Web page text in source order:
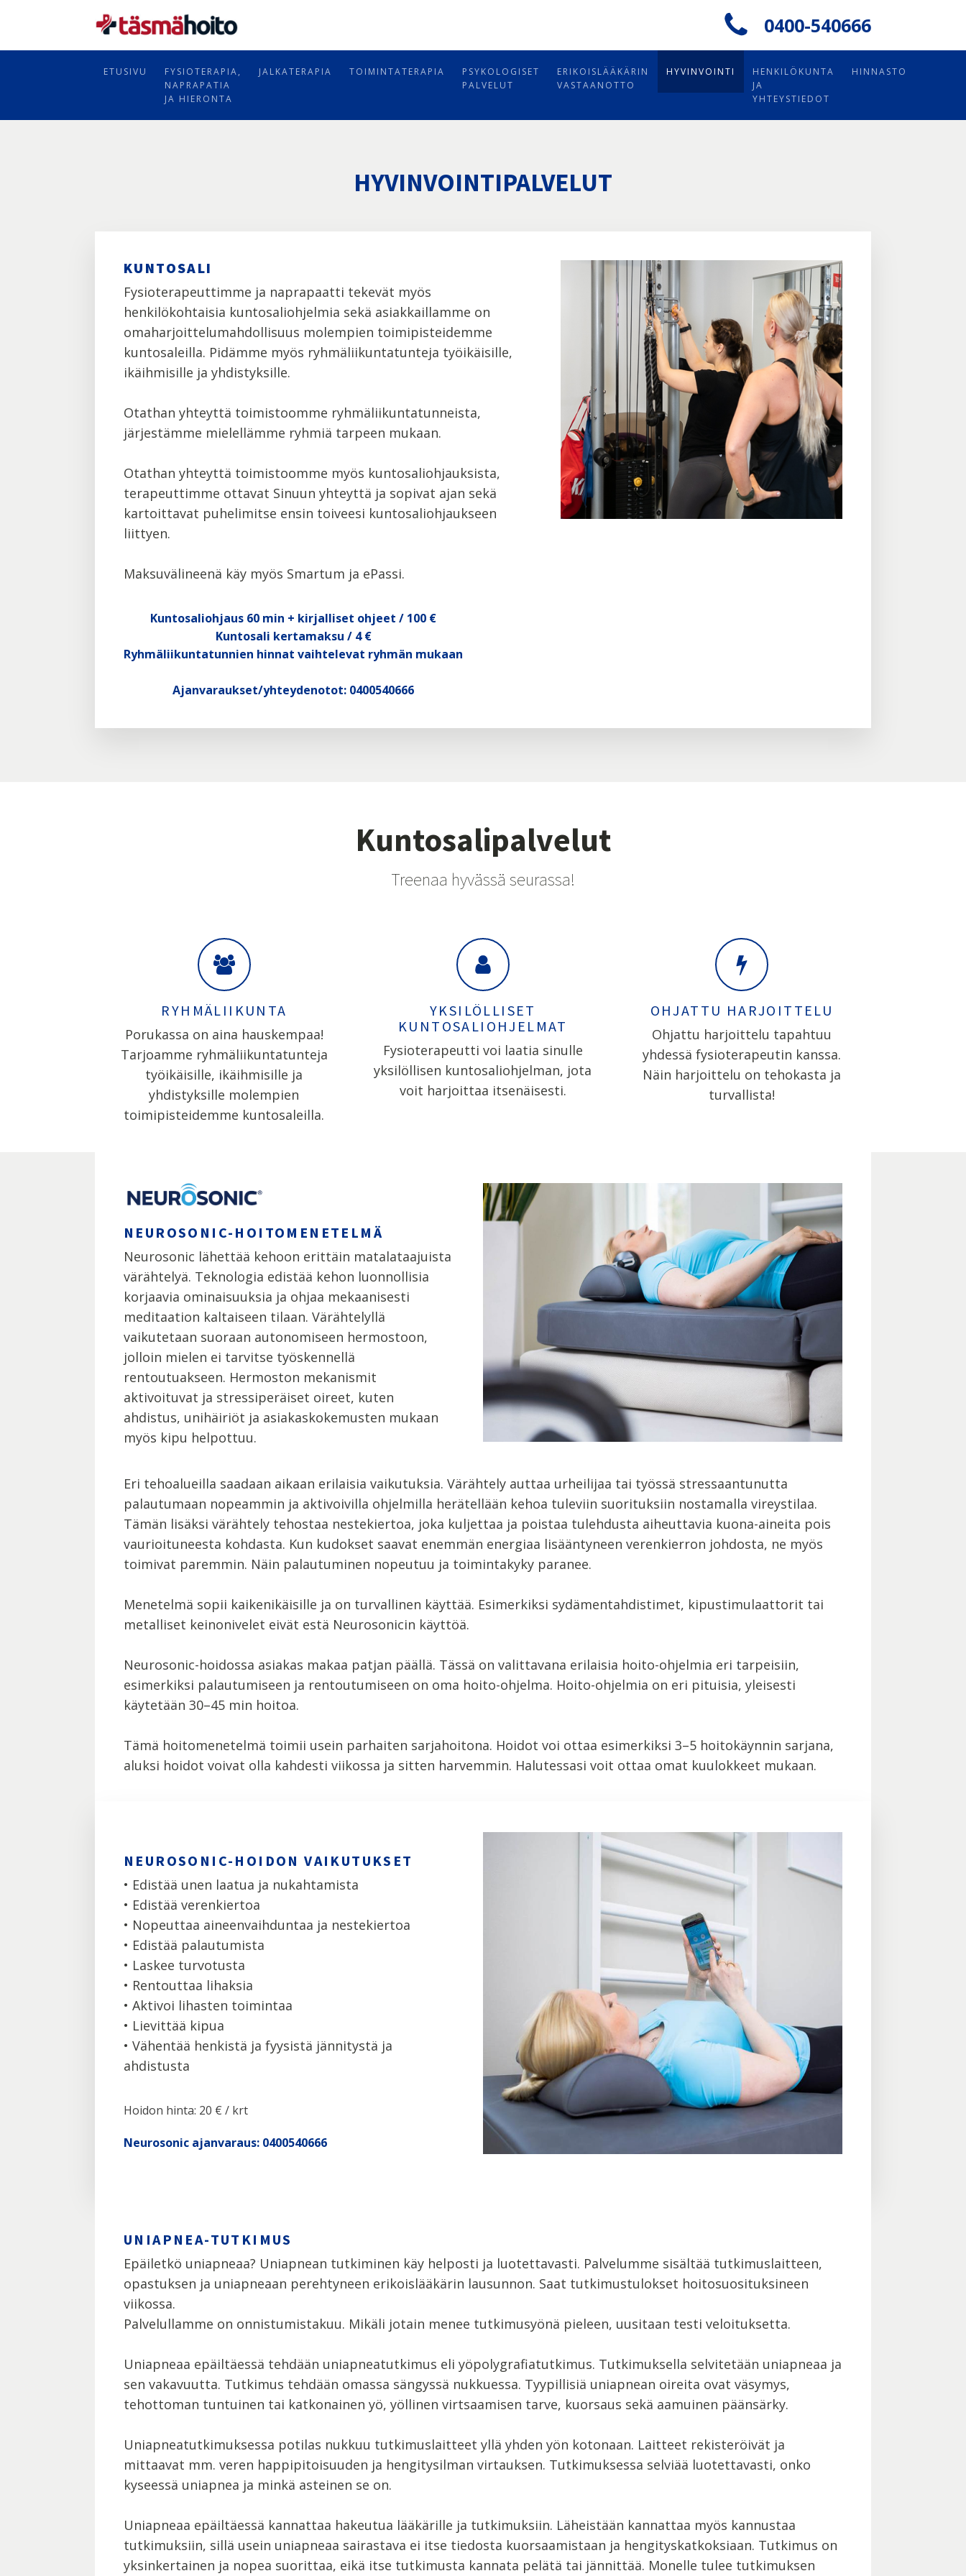
0400-540666
ETUSIVU
FYSIOTERAPIA,
NAPRAPATIA
JA HIERONTA
JALKATERAPIA TOIMINTATERAPIA
PSYKOLOGISET
PALVELUT
ERIKOISLÄÄKÄRIN
VASTAANOTTO
HYVINVOINTI
HENKILÖKUNTA
JA
YHTEYSTIEDOT
HINNASTO
HYVINVOINTIPALVELUT
KUNTOSALI
Fysioterapeuttimme ja naprapaatti tekevät myös
henkilökohtaisia kuntosaliohjelmia sekä asiakkaillamme on
omaharjoittelumahdollisuus molempien toimipisteidemme
kuntosaleilla. Pidämme myös ryhmäliikuntatunteja työikäisille,
ikäihmisille ja yhdistyksille.
Otathan yhteyttä toimistoomme ryhmäliikuntatunneista,
järjestämme mielellämme ryhmiä tarpeen mukaan.
Otathan yhteyttä toimistoomme myös kuntosaliohjauksista,
terapeuttimme ottavat Sinuun yhteyttä ja sopivat ajan sekä
kartoittavat puhelimitse ensin toiveesi kuntosaliohjaukseen
liittyen.
Maksuvälineenä käy myös Smartum ja ePassi.
Kuntosaliohjaus 60 min + kirjalliset ohjeet / 100 €
Kuntosali kertamaksu / 4 €
Ryhmäliikuntatunnien hinnat vaihtelevat ryhmän mukaan
Ajanvaraukset/yhteydenotot: 0400540666
Kuntosalipalvelut
Treenaa hyvässä seurassa!
RYHMÄLIIKUNTA
Porukassa on aina hauskempaa!
Tarjoamme ryhmäliikuntatunteja
työikäisille, ikäihmisille ja
yhdistyksille molempien
toimipisteidemme kuntosaleilla.
YKSILÖLLISET
KUNTOSALIOHJELMAT
Fysioterapeutti voi laatia sinulle
yksilöllisen kuntosaliohjelman, jota
voit harjoittaa itsenäisesti.
OHJATTU HARJOITTELU
Ohjattu harjoittelu tapahtuu
yhdessä fysioterapeutin kanssa.
Näin harjoittelu on tehokasta ja
turvallista!
NEUROSONIC-HOITOMENETELMÄ
Neurosonic lähettää kehoon erittäin matalataajuista
värähtelyä. Teknologia edistää kehon luonnollisia
korjaavia ominaisuuksia ja ohjaa mekaanisesti
meditaation kaltaiseen tilaan. Värähtelyllä
vaikutetaan suoraan autonomiseen hermostoon,
jolloin mielen ei tarvitse työskennellä
rentoutuakseen. Hermoston mekanismit
aktivoituvat ja stressiperäiset oireet, kuten
ahdistus, unihäiriöt ja asiakaskokemusten mukaan
myös kipu helpottuu.
Eri tehoalueilla saadaan aikaan erilaisia vaikutuksia. Värähtely auttaa urheilijaa tai työssä stressaantunutta
palautumaan nopeammin ja aktivoivilla ohjelmilla herätellään kehoa tuleviin suorituksiin nostamalla vireystilaa.
Tämän lisäksi värähtely tehostaa nestekiertoa, joka kuljettaa ja poistaa tulehdusta aiheuttavia kuona-aineita pois
vaurioituneesta kohdasta. Kun kudokset saavat enemmän energiaa lisääntyneen verenkierron johdosta, ne myös
toimivat paremmin. Näin palautuminen nopeutuu ja toimintakyky paranee.
Menetelmä sopii kaikenikäisille ja on turvallinen käyttää. Esimerkiksi sydämentahdistimet, kipustimulaattorit tai
metalliset keinonivelet eivät estä Neurosonicin käyttöä.
Neurosonic-hoidossa asiakas makaa patjan päällä. Tässä on valittavana erilaisia hoito-ohjelmia eri tarpeisiin,
esimerkiksi palautumiseen ja rentoutumiseen on oma hoito-ohjelma. Hoito-ohjelmia on eri pituisia, yleisesti
käytetään 30–45 min hoitoa.
Tämä hoitomenetelmä toimii usein parhaiten sarjahoitona. Hoidot voi ottaa esimerkiksi 3–5 hoitokäynnin sarjana,
aluksi hoidot voivat olla kahdesti viikossa ja sitten harvemmin. Halutessasi voit ottaa omat kuulokkeet mukaan.
NEUROSONIC-HOIDON VAIKUTUKSET
• Edistää unen laatua ja nukahtamista
• Edistää verenkiertoa
• Nopeuttaa aineenvaihduntaa ja nestekiertoa
• Edistää palautumista
• Laskee turvotusta
• Rentouttaa lihaksia
• Aktivoi lihasten toimintaa
• Lievittää kipua
• Vähentää henkistä ja fyysistä jännitystä ja
ahdistusta
Hoidon hinta: 20 € / krt
Neurosonic ajanvaraus: 0400540666
UNIAPNEA-TUTKIMUS
Epäiletkö uniapneaa? Uniapnean tutkiminen käy helposti ja luotettavasti. Palvelumme sisältää tutkimuslaitteen,
opastuksen ja uniapneaan perehtyneen erikoislääkärin lausunnon. Saat tutkimustulokset hoitosuosituksineen
viikossa.
Palvelullamme on onnistumistakuu. Mikäli jotain menee tutkimusyönä pieleen, uusitaan testi veloituksetta.
Uniapneaa epäiltäessä tehdään uniapneatutkimus eli yöpolygrafiatutkimus. Tutkimuksella selvitetään uniapneaa ja
sen vakavuutta. Tutkimus tehdään omassa sängyssä nukkuessa. Tyypillisiä uniapnean oireita ovat väsymys,
tehottoman tuntuinen tai katkonainen yö, yöllinen virtsaamisen tarve, kuorsaus sekä aamuinen päänsärky.
Uniapneatutkimuksessa potilas nukkuu tutkimuslaitteet yllä yhden yön kotonaan. Laitteet rekisteröivät ja
mittaavat mm. veren happipitoisuuden ja hengitysilman virtauksen. Tutkimuksessa selviää luotettavasti, onko
kyseessä uniapnea ja minkä asteinen se on.
Uniapneaa epäiltäessä kannattaa hakeutua lääkärille ja tutkimuksiin. Läheistään kannattaa myös kannustaa
tutkimuksiin, sillä usein uniapneaa sairastava ei itse tiedosta kuorsaamistaan ja hengityskatkoksiaan. Tutkimus on
yksinkertainen ja nopea suorittaa, eikä itse tutkimusta kannata pelätä tai jännittää. Monelle tulee tutkimuksen